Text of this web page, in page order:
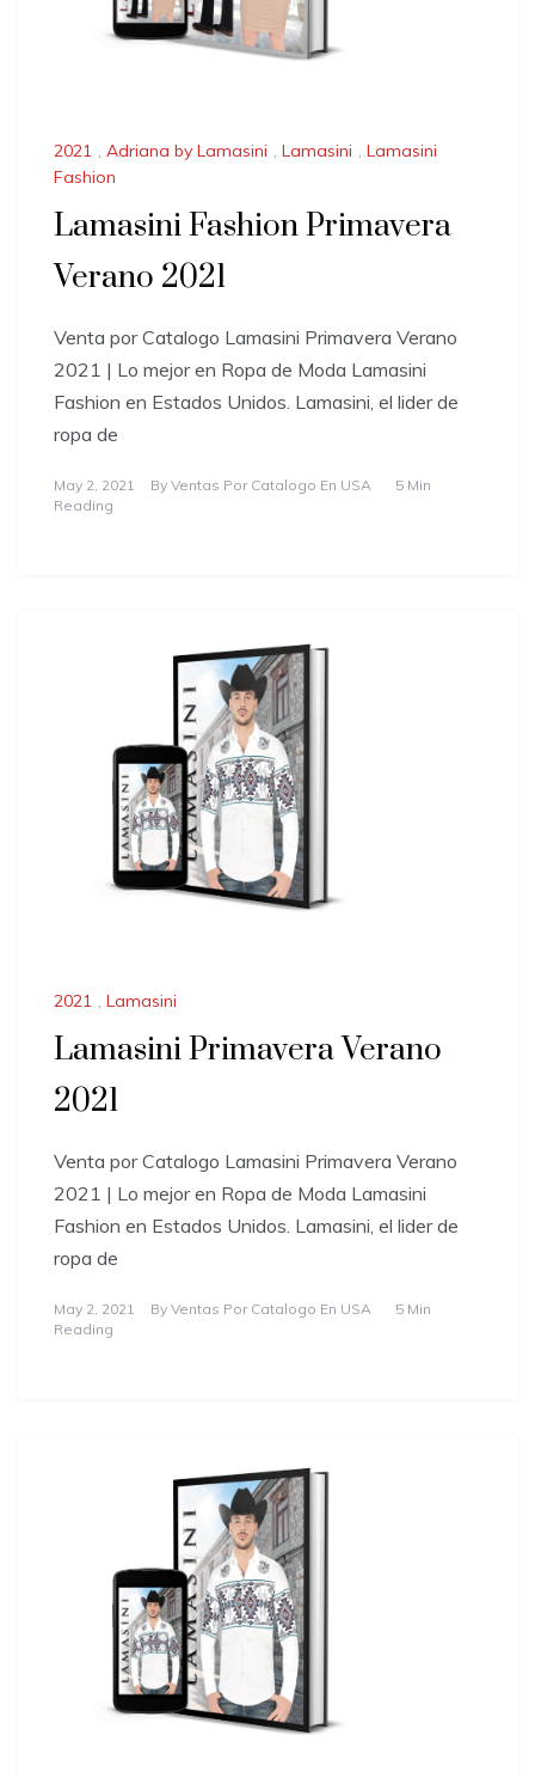
2021 , Adriana by Lamasini , Lamasini , Lamasini
Fashion
Lamasini Fashion Primavera
Verano 2021
Venta por Catalogo Lamasini Primavera Verano
2021 | Lo mejor en Ropa de Moda Lamasini
Fashion en Estados Unidos. Lamasini, el lider de
ropa de
May 2, 2021 By Ventas Por Catalogo En USA
5 Min
Reading
2021 , Lamasini
Lamasini Primavera Verano
2021
Venta por Catalogo Lamasini Primavera Verano
2021 | Lo mejor en Ropa de Moda Lamasini
Fashion en Estados Unidos. Lamasini, el lider de
ropa de
May 2, 2021 By Ventas Por Catalogo En USA
5 Min
Reading